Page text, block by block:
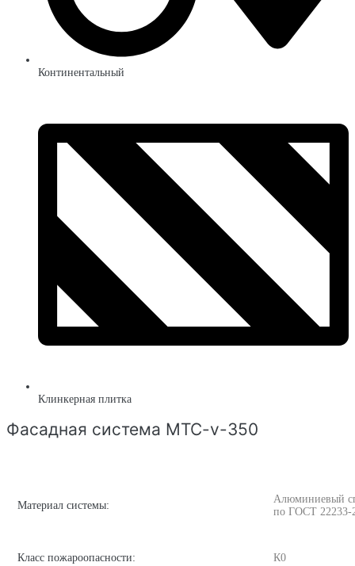
Континентальный
Клинкерная плитка
Фасадная система MTC-v-350
Материал системы:
Алюминиевый
по ГОСТ 22233-
Класс пожароопасности: К0